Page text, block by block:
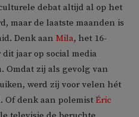
debat altijd al op het
maar de laatste maanden is
Denk aan Mila, het 16-
jaar op social media
Omdat zij als gevolg van
werd zij voor velen hét
Of denk aan polemist Éric